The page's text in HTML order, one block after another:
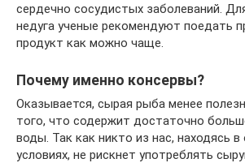
сердечно сосудистых заболеваний.
недуга ученые рекомендуют поедать
продукт как можно чаще.
Почему именно консервы?
Оказывается, сырая рыба менее
того, что содержит достаточно
воды. Так как никто из нас, находясь
условиях, не рискнет употреблять